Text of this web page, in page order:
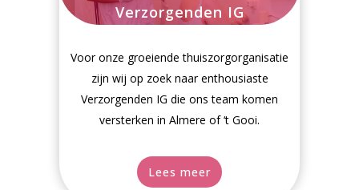
Verzorgenden IG
Voor onze groeiende thuiszorgorganisatie
zijn wij op zoek naar enthousiaste
Verzorgenden IG die ons team komen
versterken in Almere of ‘t Gooi.
Lees meer